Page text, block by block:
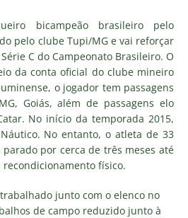
bicampeão brasileiro pelo
pelo clube Tupi/MG e vai reforçar
C do Campeonato Brasileiro. O
da conta oficial do clube mineiro
o jogador tem passagens
Goiás, além de passagens elo
No início da temporada 2015,
No entanto, o atleta de 33
por cerca de três meses até
físico.
junto com o elenco no
de campo reduzido junto à